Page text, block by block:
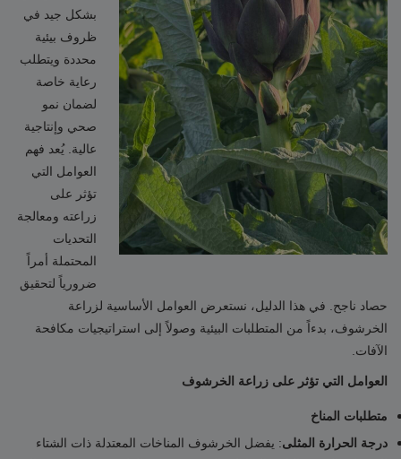
بشكل جيد في
ظروف بيئية
محددة ويتطلب
رعاية خاصة
لضمان نمو
صحي وإنتاجية
عالية. يُعد فهم
العوامل التي
تؤثر على
زراعته ومعالجة
التحديات
المحتملة أمراً
ضرورياً لتحقيق
حصاد ناجح. في هذا الدليل، نستعرض العوامل الأساسية لزراعة
الخرشوف، بدءاً من المتطلبات البيئية وصولاً إلى استراتيجيات مكافحة
الآفات.
العوامل التي تؤثر على زراعة الخرشوف
متطلبات المناخ
درجة الحرارة المثلى: يفضل الخرشوف المناخات المعتدلة ذات الشتاء